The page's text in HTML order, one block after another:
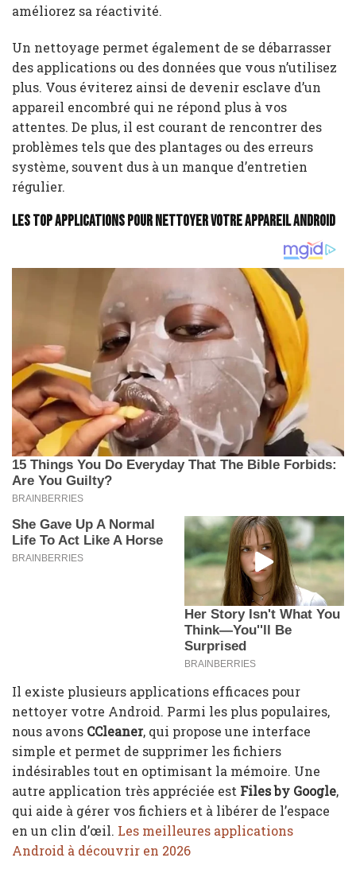
améliorez sa réactivité.
Un nettoyage permet également de se débarrasser
des applications ou des données que vous n’utilisez
plus. Vous éviterez ainsi de devenir esclave d’un
appareil encombré qui ne répond plus à vos
attentes. De plus, il est courant de rencontrer des
problèmes tels que des plantages ou des erreurs
système, souvent dus à un manque d’entretien
régulier.
Les top applications pour nettoyer votre appareil Android
Il existe plusieurs applications efficaces pour
nettoyer votre Android. Parmi les plus populaires,
nous avons CCleaner, qui propose une interface
simple et permet de supprimer les fichiers
indésirables tout en optimisant la mémoire. Une
autre application très appréciée est Files by Google,
qui aide à gérer vos fichiers et à libérer de l’espace
en un clin d’œil. Les meilleures applications
Android à découvrir en 2026